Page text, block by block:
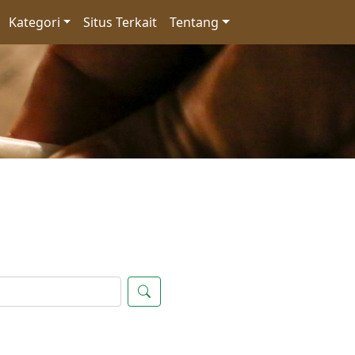
Kategori Situs Terkait Tentang